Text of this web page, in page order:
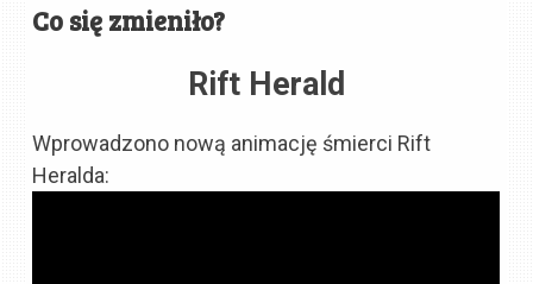
Co się zmieniło?
Rift Herald
Wprowadzono nową animację śmierci Rift
Heralda: